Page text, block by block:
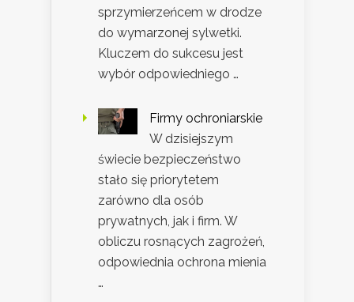
sprzymierzeńcem w drodze
do wymarzonej sylwetki.
Kluczem do sukcesu jest
wybór odpowiedniego …
Firmy ochroniarskie
W dzisiejszym
świecie bezpieczeństwo
stało się priorytetem
zarówno dla osób
prywatnych, jak i firm. W
obliczu rosnących zagrożeń,
odpowiednia ochrona mienia
…